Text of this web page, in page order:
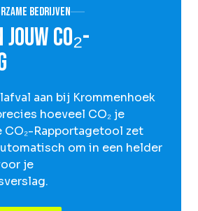
bedrijven
CO₂-
aan bij Krommenhoek
hoeveel CO₂ je
CO₂-Rapportagetool zet
om in een helder
je